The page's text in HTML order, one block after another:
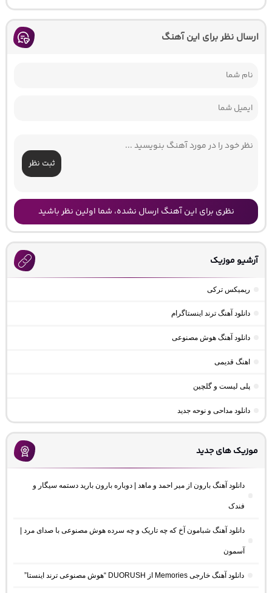
ارسال نظر برای این آهنگ
ثبت نظر
نظری برای این آهنگ ارسال نشده، شما اولین نظر باشید
آرشیو موزیک
ریمیکس ترکی
دانلود آهنگ ترند اینستاگرام
دانلود آهنگ هوش مصنوعی
اهنگ قدیمی
پلی لیست و گلچین
دانلود مداحی و نوحه جدید
موزیک های جدید
دانلود آهنگ بارون از میر احمد و ماهد | دوباره بارون بارید دستمه سیگار و
فندک
دانلود آهنگ شبامون آخ که چه تاریک و چه سرده هوش مصنوعی با صدای مرد |
آسمون
دانلود آهنگ خارجی Memories از DUORUSH “هوش مصنوعی ترند اینستا”